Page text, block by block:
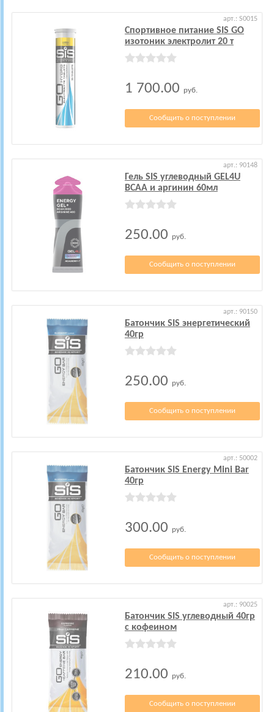
арт.: S0015
Спортивное питание SIS GO
изотоник электролит 20 т
1 700.00 руб.
Сообщить о поступлении
арт.: 90148
Гель SIS углеводный GEL4U
BCAA и аргинин 60мл
250.00 руб.
Сообщить о поступлении
арт.: 90150
Батончик SIS энергетический
40гр
250.00 руб.
Сообщить о поступлении
арт.: 50002
Батончик SIS Energy Mini Bar
40гр
300.00 руб.
Сообщить о поступлении
арт.: 90025
Батончик SIS углеводный 40гр
с кофеином
210.00 руб.
Сообщить о поступлении